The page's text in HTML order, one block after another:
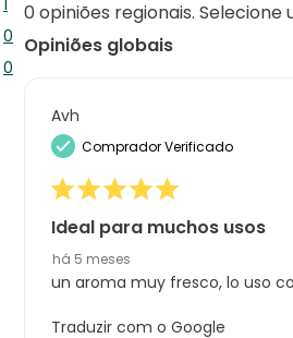
com
5
estrelas.
análises
com
4
1
1
análise
com
estrelas.
0
0
análise
estrelas.
0
análise
estrela.
análises
0 opiniões regionais.
Opiniões globais
Avh
Comprador Verificado
Ideal para muchos usos
há 5 meses
un aroma muy fresco, lo uso
Traduzir com o Google